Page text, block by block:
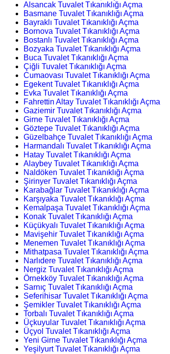
Alsancak Tuvalet Tıkanıklığı Açma
Basmane Tuvalet Tıkanıklığı Açma
Bayraklı Tuvalet Tıkanıklığı Açma
Bornova Tuvalet Tıkanıklığı Açma
Bostanlı Tuvalet Tıkanıklığı Açma
Bozyaka Tuvalet Tıkanıklığı Açma
Buca Tuvalet Tıkanıklığı Açma
Çiğli Tuvalet Tıkanıklığı Açma
Cumaovası Tuvalet Tıkanıklığı Açma
Egekent Tuvalet Tıkanıklığı Açma
Evka Tuvalet Tıkanıklığı Açma
Fahrettin Altay Tuvalet Tıkanıklığı Açma
Gaziemir Tuvalet Tıkanıklığı Açma
Girne Tuvalet Tıkanıklığı Açma
Göztepe Tuvalet Tıkanıklığı Açma
Güzelbahçe Tuvalet Tıkanıklığı Açma
Harmandalı Tuvalet Tıkanıklığı Açma
Hatay Tuvalet Tıkanıklığı Açma
Alaybey Tuvalet Tıkanıklığı Açma
Naldöken Tuvalet Tıkanıklığı Açma
Şirinyer Tuvalet Tıkanıklığı Açma
Karabağlar Tuvalet Tıkanıklığı Açma
Karşıyaka Tuvalet Tıkanıklığı Açma
Kemalpaşa Tuvalet Tıkanıklığı Açma
Konak Tuvalet Tıkanıklığı Açma
Küçükyalı Tuvalet Tıkanıklığı Açma
Mavişehir Tuvalet Tıkanıklığı Açma
Menemen Tuvalet Tıkanıklığı Açma
Mithatpasa Tuvalet Tıkanıklığı Açma
Narlıdere Tuvalet Tıkanıklığı Açma
Nergiz Tuvalet Tıkanıklığı Açma
Örnekköy Tuvalet Tıkanıklığı Açma
Sarnıç Tuvalet Tıkanıklığı Açma
Seferihisar Tuvalet Tıkanıklığı Açma
Şemikler Tuvalet Tıkanıklığı Açma
Torbalı Tuvalet Tıkanıklığı Açma
Üçkuyular Tuvalet Tıkanıklığı Açma
Üçyol Tuvalet Tıkanıklığı Açma
Yeni Girne Tuvalet Tıkanıklığı Açma
Yeşilyurt Tuvalet Tıkanıklığı Açma